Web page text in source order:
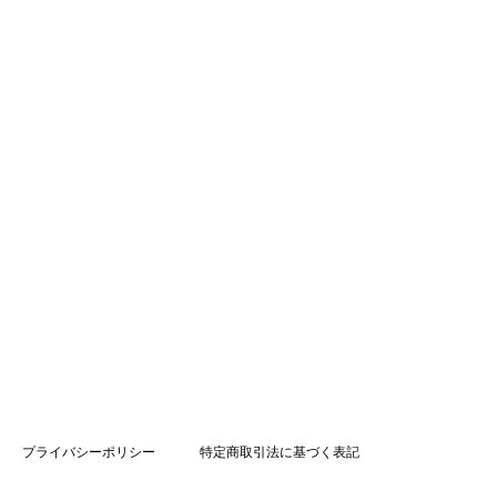
プライバシーポリシー 特定商取引法に基づく表記